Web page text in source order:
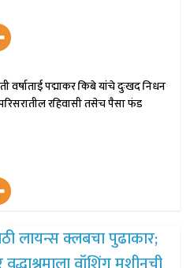
वर्षाताई पद्माकर किबे यांचे दुःखद निधन
रहिवासी तसेच पैसा फंड